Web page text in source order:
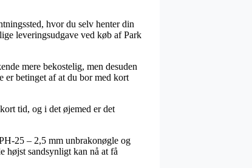
hvor du selv henter din
leveringsudgave ved køb af Park
mere bekostelig, men desuden
betinget af at du bor med kort
tid, og i det øjemed er det
25 – 2,5 mm unbrakonøgle og
højst sandsynligt kan nå at få